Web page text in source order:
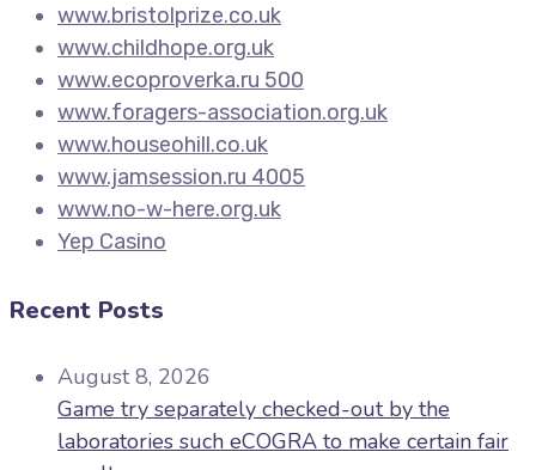
www.bristolprize.co.uk
www.childhope.org.uk
www.ecoproverka.ru 500
www.foragers-association.org.uk
www.houseohill.co.uk
www.jamsession.ru 4005
www.no-w-here.org.uk
Yep Casino
Recent Posts
August 8, 2026
Game try separately checked-out by the
laboratories such eCOGRA to make certain fair